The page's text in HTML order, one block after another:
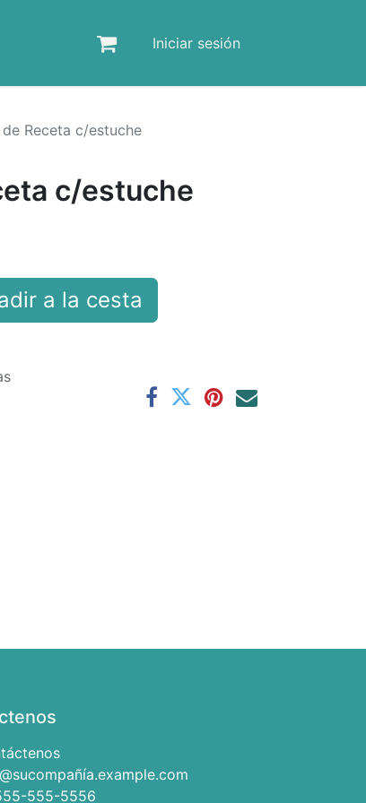
Iniciar sesión
Receta c/estuche
c/estuche
a la cesta
555-5556